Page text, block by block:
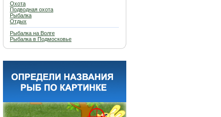
Охота
Подводная охота
Рыбалка
Отдых
Рыбалка на Волге
Рыбалка в Подмосковье